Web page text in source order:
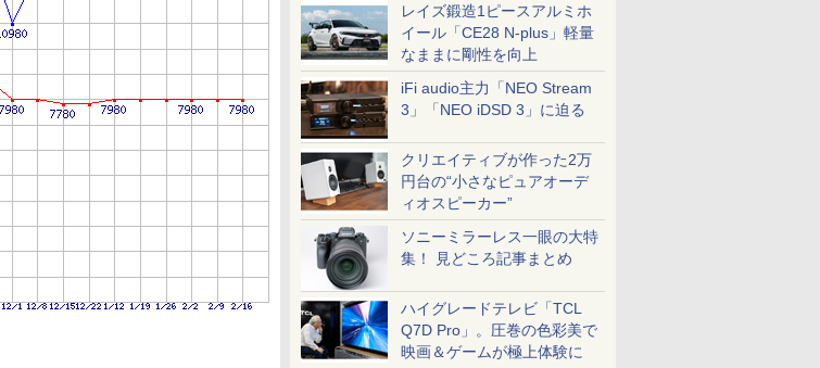
レイズ鍛造1ピースアルミホ
イール「CE28 N-plus」軽量
なままに剛性を向上
iFi audio主力「NEO Stream
3」「NEO iDSD 3」に迫る
クリエイティブが作った2万
円台の“小さなピュアオーデ
ィオスピーカー”
ソニーミラーレス一眼の大特
集！ 見どころ記事まとめ
ハイグレードテレビ「TCL
Q7D Pro」。圧巻の色彩美で
映画＆ゲームが極上体験に